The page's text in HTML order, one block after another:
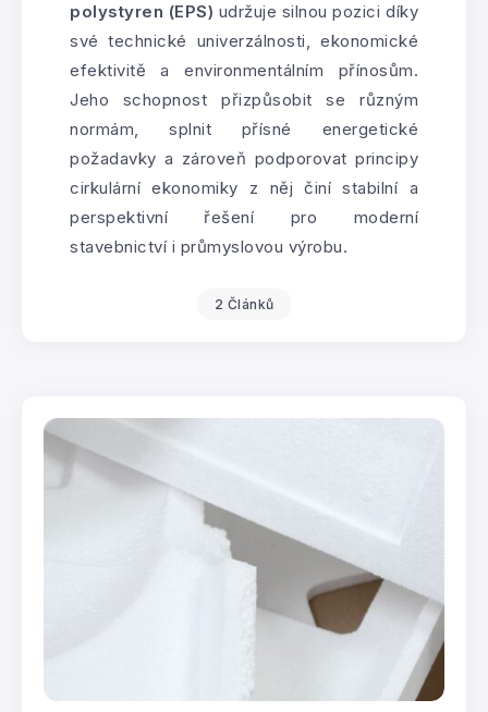
polystyren (EPS) udržuje silnou pozici díky
své technické univerzálnosti, ekonomické
efektivitě a environmentálním přínosům.
Jeho schopnost přizpůsobit se různým
normám, splnit přísné energetické
požadavky a zároveň podporovat principy
cirkulární ekonomiky z něj činí stabilní a
perspektivní řešení pro moderní
stavebnictví i průmyslovou výrobu.
2 Článků